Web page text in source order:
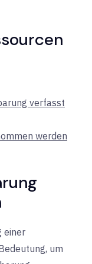
verfasst
werden
einer
um